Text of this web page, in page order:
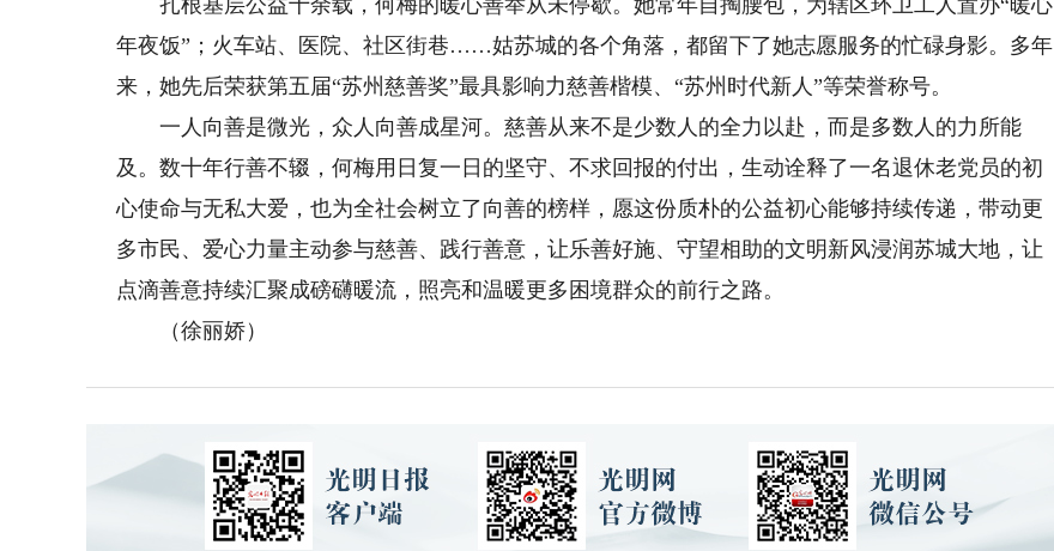
扎根基层公益十余载，何梅的暖心善举从未停歇。她常年自掏腰包，为辖区环卫工人置办“暖心
年夜饭”；火车站、医院、社区街巷……姑苏城的各个角落，都留下了她志愿服务的忙碌身影。多年
来，她先后荣获第五届“苏州慈善奖”最具影响力慈善楷模、“苏州时代新人”等荣誉称号。
一人向善是微光，众人向善成星河。慈善从来不是少数人的全力以赴，而是多数人的力所能
及。数十年行善不辍，何梅用日复一日的坚守、不求回报的付出，生动诠释了一名退休老党员的初
心使命与无私大爱，也为全社会树立了向善的榜样，愿这份质朴的公益初心能够持续传递，带动更
多市民、爱心力量主动参与慈善、践行善意，让乐善好施、守望相助的文明新风浸润苏城大地，让
点滴善意持续汇聚成磅礴暖流，照亮和温暖更多困境群众的前行之路。
（徐丽娇）